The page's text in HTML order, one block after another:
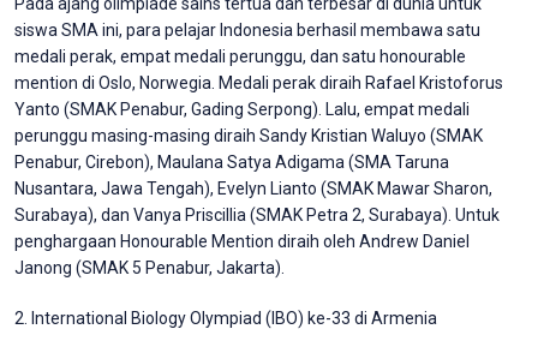
siswa SMA ini, para pelajar Indonesia berhasil membawa satu
medali perak, empat medali perunggu, dan satu honourable
mention di Oslo, Norwegia. Medali perak diraih Rafael Kristoforus
Yanto (SMAK Penabur, Gading Serpong). Lalu, empat medali
perunggu masing-masing diraih Sandy Kristian Waluyo (SMAK
Penabur, Cirebon), Maulana Satya Adigama (SMA Taruna
Nusantara, Jawa Tengah), Evelyn Lianto (SMAK Mawar Sharon,
Surabaya), dan Vanya Priscillia (SMAK Petra 2, Surabaya). Untuk
penghargaan Honourable Mention diraih oleh Andrew Daniel
Janong (SMAK 5 Penabur, Jakarta).
2. International Biology Olympiad (IBO) ke-33 di Armenia